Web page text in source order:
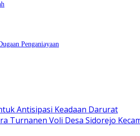
Penganiayaan
Antisipasi Keadaan Darurat
Turnanen Voli Desa Sidorejo